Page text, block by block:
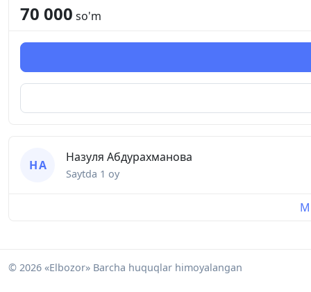
70 000 so'm
Н А
Назуля Абдурахманова
Saytda 1 oy
© 2026 «Elbozor» Barcha huquqlar himoyalangan